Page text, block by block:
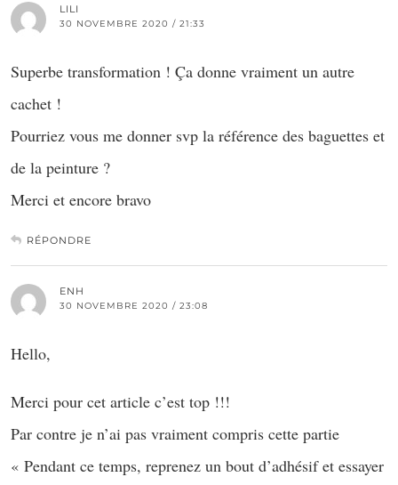
LILI
30 NOVEMBRE 2020 / 21:33
Superbe transformation ! Ça donne vraiment un autre
cachet !
Pourriez vous me donner svp la référence des baguettes et
de la peinture ?
Merci et encore bravo
RÉPONDRE
ENH
30 NOVEMBRE 2020 / 23:08
Hello,
Merci pour cet article c’est top !!!
Par contre je n’ai pas vraiment compris cette partie
« Pendant ce temps, reprenez un bout d’adhésif et essayer